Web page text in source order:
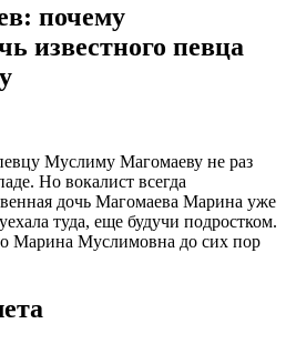
почему
известного певца
Муслиму Магомаеву не раз
Но вокалист всегда
дочь Магомаева Марина уже
туда, еще будучи подростком.
Марина Муслимовна до сих пор